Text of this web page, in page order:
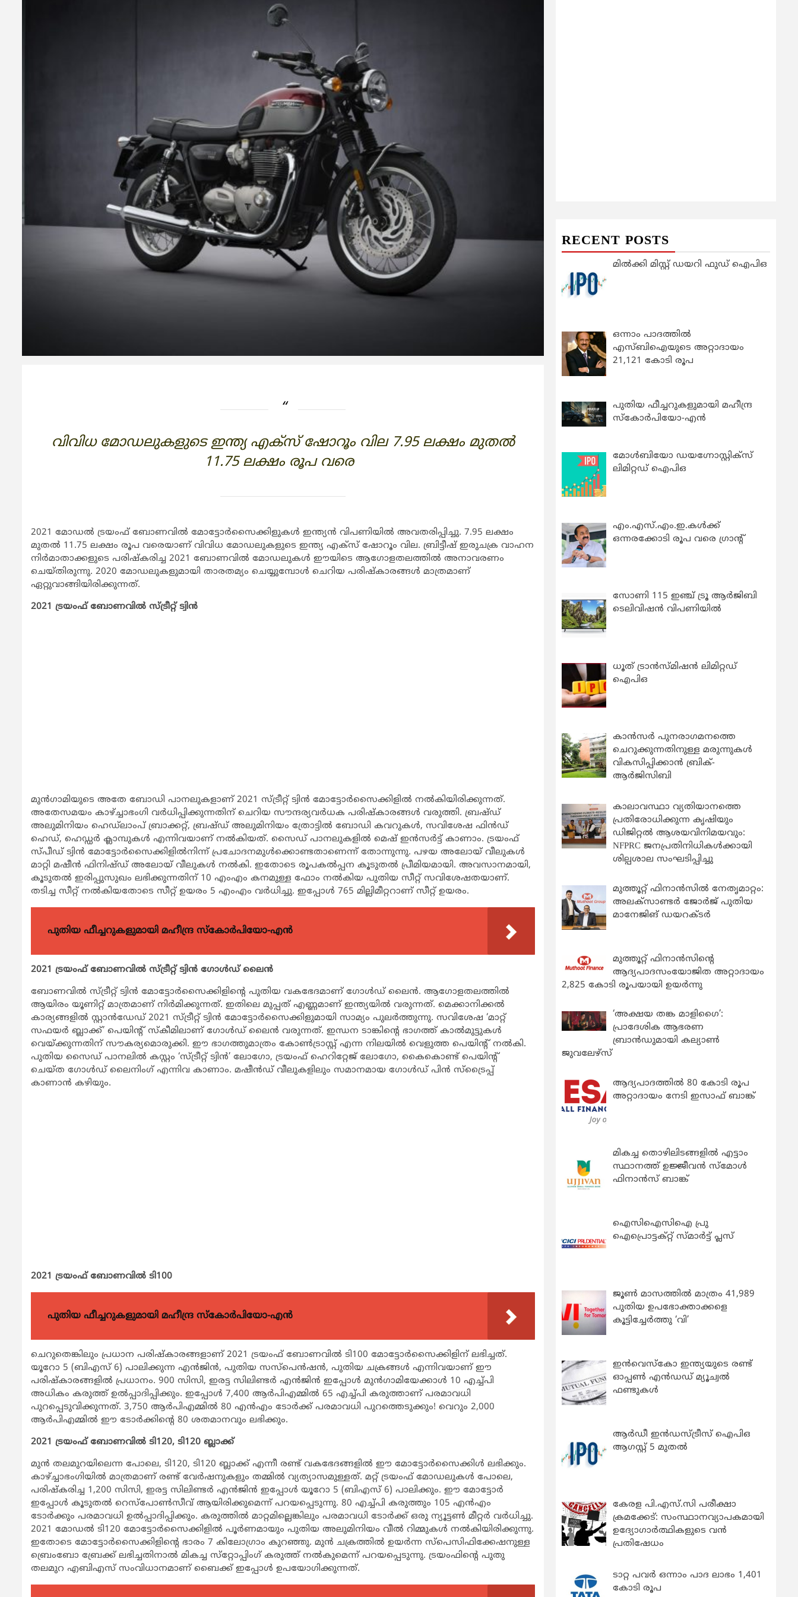
വിവിധ മോഡലുകളുടെ ഇന്ത്യ എക്സ് ഷോറൂം വില 7.95 ലക്ഷം മുതല്‍
11.75 ലക്ഷം രൂപ വരെ
2021 മോഡല്‍ ട്രയംഫ് ബോണവില്‍ മോട്ടോര്‍സൈക്കിളുകള്‍ ഇന്ത്യന്‍ വിപണിയില്‍ അവതരിപ്പിച്ചു. 7.95 ലക്ഷം
മുതല്‍ 11.75 ലക്ഷം രൂപ വരെയാണ് വിവിധ മോഡലുകളുടെ ഇന്ത്യ എക്സ് ഷോറൂം വില. ബ്രിട്ടീഷ് ഇരുചക്ര വാഹന
നിര്‍മാതാക്കളുടെ പരിഷ്‌കരിച്ച 2021 ബോണവില്‍ മോഡലുകള്‍ ഈയിടെ ആഗോളതലത്തില്‍ അനാവരണം
ചെയ്തിരുന്നു. 2020 മോഡലുകളുമായി താരതമ്യം ചെയ്യുമ്പോള്‍ ചെറിയ പരിഷ്‌കാരങ്ങള്‍ മാത്രമാണ്
ഏറ്റുവാങ്ങിയിരിക്കുന്നത്.
2021 ട്രയംഫ് ബോണവില്‍ സ്ട്രീറ്റ് ട്വിന്‍
മുന്‍ഗാമിയുടെ അതേ ബോഡി പാനലുകളാണ് 2021 സ്ട്രീറ്റ് ട്വിന്‍ മോട്ടോര്‍സൈക്കിളില്‍ നല്‍കിയിരിക്കുന്നത്.
അതേസമയം കാഴ്ച്ചാഭംഗി വര്‍ധിപ്പിക്കുന്നതിന് ചെറിയ സൗന്ദര്യവര്‍ധക പരിഷ്‌കാരങ്ങള്‍ വരുത്തി. ബ്രഷ്ഡ്
അലുമിനിയം ഹെഡ്ലാംപ് ബ്രാക്കറ്റ്, ബ്രഷ്ഡ് അലുമിനിയം ത്രോട്ടില്‍ ബോഡി കവറുകള്‍, സവിശേഷ ഫിന്‍ഡ്
ഹെഡ്, ഹെഡ്ഡര്‍ ക്ലാമ്പുകള്‍ എന്നിവയാണ് നല്‍കിയത്. സൈഡ് പാനലുകളില്‍ മെഷ് ഇന്‍സര്‍ട്ട് കാണാം. ട്രയംഫ്
സ്പീഡ് ട്വിന്‍ മോട്ടോര്‍സൈക്കിളില്‍നിന്ന് പ്രചോദനമുള്‍ക്കൊണ്ടതാണെന്ന് തോന്നുന്നു. പഴയ അലോയ് വീലുകള്‍
മാറ്റി മഷീന്‍ ഫിനിഷ്ഡ് അലോയ് വീലുകള്‍ നല്‍കി. ഇതോടെ രൂപകല്‍പ്പന കൂടുതല്‍ പ്രീമിയമായി. അവസാനമായി,
കൂടുതല്‍ ഇരിപ്പുസുഖം ലഭിക്കുന്നതിന് 10 എംഎം കനമുള്ള ഫോം നല്‍കിയ പുതിയ സീറ്റ് സവിശേഷതയാണ്.
തടിച്ച സീറ്റ് നല്‍കിയതോടെ സീറ്റ് ഉയരം 5 എംഎം വര്‍ധിച്ചു. ഇപ്പോള്‍ 765 മില്ലിമീറ്ററാണ് സീറ്റ് ഉയരം.
പുതിയ ഫീച്ചറുകളുമായി മഹീന്ദ്ര സ്കോർപിയോ-എൻ
2021 ട്രയംഫ് ബോണവില്‍ സ്ട്രീറ്റ് ട്വിന്‍ ഗോള്‍ഡ് ലൈന്‍
ബോണവില്‍ സ്ട്രീറ്റ് ട്വിന്‍ മോട്ടോര്‍സൈക്കിളിന്റെ പുതിയ വകഭേദമാണ് ഗോള്‍ഡ് ലൈന്‍. ആഗോളതലത്തില്‍
ആയിരം യൂണിറ്റ് മാത്രമാണ് നിര്‍മിക്കുന്നത്. ഇതിലെ മുപ്പത് എണ്ണമാണ് ഇന്ത്യയില്‍ വരുന്നത്. മെക്കാനിക്കല്‍
കാര്യങ്ങളില്‍ സ്റ്റാന്‍ഡേഡ് 2021 സ്ട്രീറ്റ് ട്വിന്‍ മോട്ടോര്‍സൈക്കിളുമായി സാമ്യം പുലര്‍ത്തുന്നു. സവിശേഷ ‘മാറ്റ്
സഫയര്‍ ബ്ലാക്ക്’ പെയിന്റ് സ്‌കീമിലാണ് ഗോള്‍ഡ് ലൈന്‍ വരുന്നത്. ഇന്ധന ടാങ്കിന്റെ ഭാഗത്ത് കാല്‍മുട്ടുകള്‍
വെയ്ക്കുന്നതിന് സൗകര്യമൊരുക്കി. ഈ ഭാഗത്തുമാത്രം കോണ്‍ട്രാസ്റ്റ് എന്ന നിലയില്‍ വെളുത്ത പെയിന്റ് നല്‍കി.
പുതിയ സൈഡ് പാനലില്‍ കസ്റ്റം ‘സ്ട്രീറ്റ് ട്വിന്‍’ ലോഗോ, ട്രയംഫ് ഹെറിറ്റേജ് ലോഗോ, കൈകൊണ്ട് പെയിന്റ്
ചെയ്ത ഗോള്‍ഡ് ലൈനിംഗ് എന്നിവ കാണാം. മഷീന്‍ഡ് വീലുകളിലും സമാനമായ ഗോള്‍ഡ് പിന്‍ സ്ട്രൈപ്പ്
കാണാന്‍ കഴിയും.
2021 ട്രയംഫ് ബോണവില്‍ ടി100
പുതിയ ഫീച്ചറുകളുമായി മഹീന്ദ്ര സ്കോർപിയോ-എൻ
ചെറുതെങ്കിലും പ്രധാന പരിഷ്‌കാരങ്ങളാണ് 2021 ട്രയംഫ് ബോണവില്‍ ടി100 മോട്ടോര്‍സൈക്കിളിന് ലഭിച്ചത്.
യൂറോ 5 (ബിഎസ് 6) പാലിക്കുന്ന എന്‍ജിന്‍, പുതിയ സസ്പെന്‍ഷന്‍, പുതിയ ചക്രങ്ങള്‍ എന്നിവയാണ് ഈ
പരിഷ്‌കാരങ്ങളില്‍ പ്രധാനം. 900 സിസി, ഇരട്ട സിലിണ്ടര്‍ എന്‍ജിന്‍ ഇപ്പോള്‍ മുന്‍ഗാമിയേക്കാള്‍ 10 എച്ച്പി
അധികം കരുത്ത് ഉല്‍പ്പാദിപ്പിക്കും. ഇപ്പോള്‍ 7,400 ആര്‍പിഎമ്മില്‍ 65 എച്ച്പി കരുത്താണ് പരമാവധി
പുറപ്പെടുവിക്കുന്നത്. 3,750 ആര്‍പിഎമ്മില്‍ 80 എന്‍എം ടോര്‍ക്ക് പരമാവധി പുറത്തെടുക്കും! വെറും 2,000
ആര്‍പിഎമ്മില്‍ ഈ ടോര്‍ക്കിന്റെ 80 ശതമാനവും ലഭിക്കും.
2021 ട്രയംഫ് ബോണവില്‍ ടി120, ടി120 ബ്ലാക്ക്
മുന്‍ തലമുറയിലെന്ന പോലെ, ടി120, ടി120 ബ്ലാക്ക് എന്നീ രണ്ട് വകഭേദങ്ങളില്‍ ഈ മോട്ടോര്‍സൈക്കിള്‍ ലഭിക്കും.
കാഴ്ച്ചാഭംഗിയില്‍ മാത്രമാണ് രണ്ട് വേര്‍ഷനുകളും തമ്മില്‍ വ്യത്യാസമുള്ളത്. മറ്റ് ട്രയംഫ് മോഡലുകള്‍ പോലെ,
പരിഷ്‌കരിച്ച 1,200 സിസി, ഇരട്ട സിലിണ്ടര്‍ എന്‍ജിന്‍ ഇപ്പോള്‍ യൂറോ 5 (ബിഎസ് 6) പാലിക്കും. ഈ മോട്ടോര്‍
ഇപ്പോള്‍ കൂടുതല്‍ റെസ്പോണ്‍സീവ് ആയിരിക്കുമെന്ന് പറയപ്പെടുന്നു. 80 എച്ച്പി കരുത്തും 105 എന്‍എം
ടോര്‍ക്കും പരമാവധി ഉല്‍പ്പാദിപ്പിക്കും. കരുത്തില്‍ മാറ്റമില്ലെങ്കിലും പരമാവധി ടോര്‍ക്ക് ഒരു ന്യൂട്ടണ്‍ മീറ്റര്‍ വര്‍ധിച്ചു.
2021 മോഡല്‍ ടി120 മോട്ടോര്‍സൈക്കിളില്‍ പൂര്‍ണമായും പുതിയ അലുമിനിയം വീല്‍ റിമ്മുകള്‍ നല്‍കിയിരിക്കുന്നു.
ഇതോടെ മോട്ടോര്‍സൈക്കിളിന്റെ ഭാരം 7 കിലോഗ്രാം കുറഞ്ഞു. മുന്‍ ചക്രത്തില്‍ ഉയര്‍ന്ന സ്‌പെസിഫിക്കേഷനുള്ള
ബ്രെംബോ ബ്രേക്ക് ലഭിച്ചതിനാല്‍ മികച്ച സ്‌റ്റോപ്പിംഗ് കരുത്ത് നല്‍കുമെന്ന് പറയപ്പെടുന്നു. ട്രയംഫിന്റെ പുതു
തലമുറ എബിഎസ് സംവിധാനമാണ് ബൈക്ക് ഇപ്പോള്‍ ഉപയോഗിക്കുന്നത്.
RECENT POSTS
മിൽക്കി മിസ്റ്റ് ഡയറി ഫുഡ് ഐപിഒ
ഒന്നാം പാദത്തിൽ
എസ്ബിഐയുടെ അറ്റാദായം
21,121 കോടി രൂപ
പുതിയ ഫീച്ചറുകളുമായി മഹീന്ദ്ര
സ്കോർപിയോ-എൻ
മോൾബിയോ ഡയഗ്നോസ്റ്റിക്സ്
ലിമിറ്റഡ് ഐപിഒ
എം.എസ്.എം.ഇ.കൾക്ക്
ഒന്നരക്കോടി രൂപ വരെ ഗ്രാന്റ്
സോണി 115 ഇഞ്ച് ട്രൂ ആർജിബി
ടെലിവിഷൻ വിപണിയിൽ
ധൂത് ട്രാൻസ്മിഷൻ ലിമിറ്റഡ്
ഐപിഒ
കാന്‍സര്‍ പുനരാഗമനത്തെ
ചെറുക്കുന്നതിനുള്ള മരുന്നുകള്‍
വികസിപ്പിക്കാന്‍ ബ്രിക്-
ആര്‍ജിസിബി
കാലാവസ്ഥാ വ്യതിയാനത്തെ
പ്രതിരോധിക്കുന്ന കൃഷിയും
ഡിജിറ്റൽ ആശയവിനിമയവും:
NFPRC ജനപ്രതിനിധികൾക്കായി
ശില്പശാല സംഘടിപ്പിച്ചു
മുത്തൂറ്റ് ഫിനാൻസിൽ നേതൃമാറ്റം:
അലക്സാണ്ടർ ജോർജ് പുതിയ
മാനേജിങ് ഡയറക്ടർ
മുത്തൂറ്റ് ഫിനാൻസിന്റെ
ആദ്യപാദസംയോജിത അറ്റാദായം
2,825 കോടി രൂപയായി ഉയർന്നു
‘അക്ഷയ തങ്ക മാളിഗൈ’:
പ്രാദേശിക ആഭരണ
ബ്രാന്‍ഡുമായി കല്യാണ്‍
ജുവലേഴ്‌സ്
ആദ്യപാദത്തിൽ 80 കോടി രൂപ
അറ്റാദായം നേടി ഇസാഫ് ബാങ്ക്
മികച്ച തൊഴിലിടങ്ങളിൽ എട്ടാം
സ്ഥാനത്ത് ഉജ്ജീവൻ സ്മോൾ
ഫിനാൻസ് ബാങ്ക്
ഐസിഐസിഐ പ്രു
ഐപ്രൊട്ടക്റ്റ് സ്മാർട്ട് പ്ലസ്
ജൂൺ മാസത്തിൽ മാത്രം 41,989
പുതിയ ഉപഭോക്താക്കളെ
കൂട്ടിച്ചേർത്തു ‘വി’
ഇന്‍വെസ്കോ ഇന്ത്യയുടെ രണ്ട്
ഓപ്പണ്‍ എന്‍ഡഡ് മ്യൂച്വല്‍
ഫണ്ടുകള്‍
ആർഡീ ഇൻഡസ്ട്രീസ് ഐപിഒ
ആഗസ്റ്റ് 5 മുതൽ
കേരള പി.എസ്.സി പരീക്ഷാ
ക്രമക്കേട്: സംസ്ഥാനവ്യാപകമായി
ഉദ്യോഗാര്‍ത്ഥികളുടെ വന്‍
പ്രതിഷേധം
ടാറ്റ പവർ ഒന്നാം പാദ ലാഭം 1,401
കോടി രൂപ